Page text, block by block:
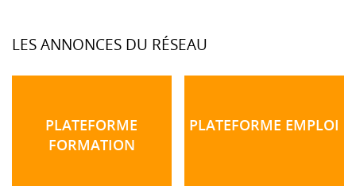
LES ANNONCES DU RÉSEAU
PLATEFORME
FORMATION
PLATEFORME EMPLOI